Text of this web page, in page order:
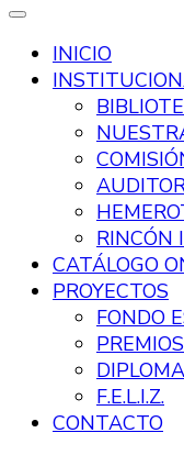
Biblioteca
Urquiza
INICIO
RINCÓN
CATÁLOGO
PROYECTOS
FONDO
F.E.L.I.Z.
CONTACTO